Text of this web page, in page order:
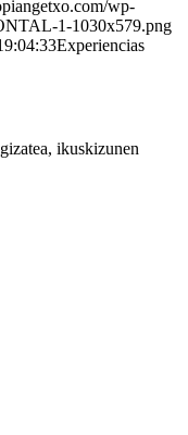
wp-
1-1030x579.png
Experiencias
ikuskizunen